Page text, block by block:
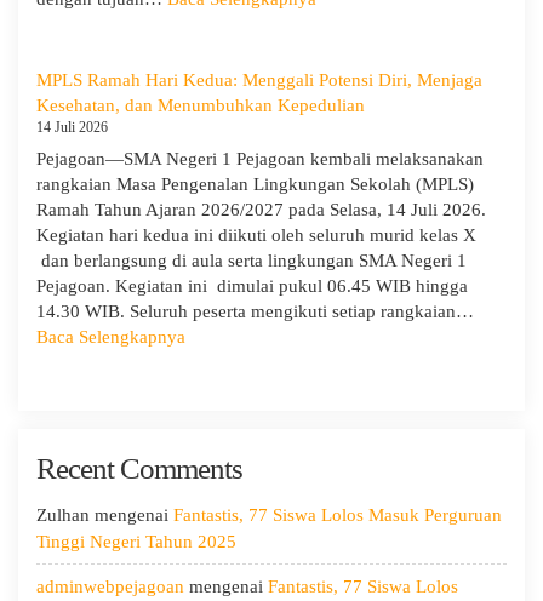
Pendidikan
MPLS:
Meriah
Edukatif
MPLS Ramah Hari Kedua: Menggali Potensi Diri, Menjaga
Kesehatan, dan Menumbuhkan Kepedulian
14 Juli 2026
Pejagoan—SMA Negeri 1 Pejagoan kembali melaksanakan
rangkaian Masa Pengenalan Lingkungan Sekolah (MPLS)
Ramah Tahun Ajaran 2026/2027 pada Selasa, 14 Juli 2026.
Kegiatan hari kedua ini diikuti oleh seluruh murid kelas X
dan berlangsung di aula serta lingkungan SMA Negeri 1
Pejagoan. Kegiatan ini dimulai pukul 06.45 WIB hingga
14.30 WIB. Seluruh peserta mengikuti setiap rangkaian…
Baca Selengkapnya
Menggali
Diri,
Menjaga
Kesehatan,
dan
Recent Comments
Zulhan mengenai Fantastis, 77 Siswa Lolos Masuk Perguruan
Tinggi Negeri Tahun 2025
adminwebpejagoan mengenai Fantastis, 77 Siswa Lolos